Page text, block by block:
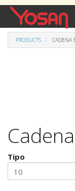
PRODUCTS CADENA
Tipo